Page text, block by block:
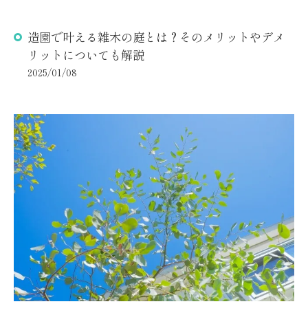
造園で叶える雑木の庭とは？そのメリットやデメ
リットについても解説
2025/01/08